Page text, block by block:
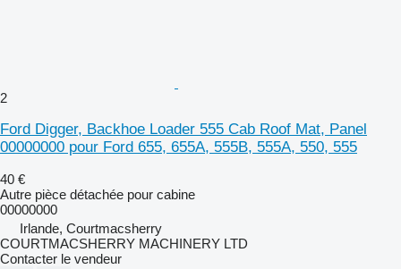
2
Ford Digger, Backhoe Loader 555 Cab Roof Mat, Panel
00000000 pour Ford 655, 655A, 555B, 555A, 550, 555
40 €
Autre pièce détachée pour cabine
00000000
Irlande, Courtmacsherry
COURTMACSHERRY MACHINERY LTD
Contacter le vendeur